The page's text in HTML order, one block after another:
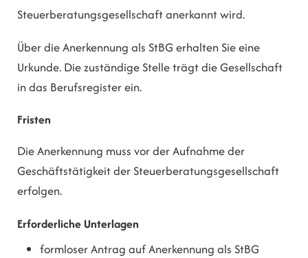
Steuerberatungsgesellschaft anerkannt wird.
Über die Anerkennung als StBG erhalten Sie eine
Urkunde. Die zuständige Stelle trägt die Gesellschaft
in das Berufsregister ein.
Fristen
Die Anerkennung muss vor der Aufnahme der
Geschäftstätigkeit der Steuerberatungsgesellschaft
erfolgen.
Erforderliche Unterlagen
formloser Antrag auf Anerkennung als StBG